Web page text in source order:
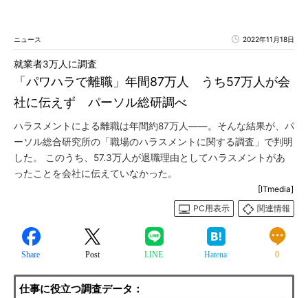
ニュース 2022年11月18日
「パワハラで離職」年間87万人 うち57万人が会
社に伝えず パーソル総研調べ
就業者3万人に調査
ハラスメントによる離職は年間約87万人――。そんな結果が、パ
ーソル総合研究所の「職場のハラスメントに関する調査」で判明
した。 このうち、57.3万人が退職理由としてハラスメントがあ
ったことを会社に伝えていなかった。
[ITmedia]
PC用表示
関連情報
Share Post LINE Hatena 0
仕事に役立つ調査データ：